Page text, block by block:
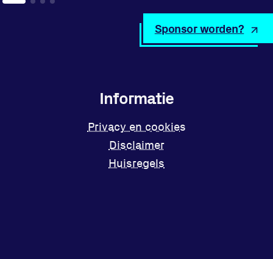
Informatie
Privacy en cookies
Disclaimer
Huisregels
Sponsor worden?